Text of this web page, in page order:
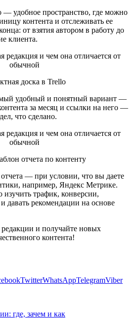
— удобное пространство, где можно
контента и отслеживать ее
от взятия автором в работу до
клиента.
доска в Trello
удобный и понятный вариант —
за месяц и ссылки на него —
что сделано.
отчета по контенту
— при условии, что вы даете
например, Яндекс Метрике.
трафик, конверсии,
давать рекомендации на основе
и получайте новых
контента!
TwitterWhatsAppTelegramViber
где, зачем и как